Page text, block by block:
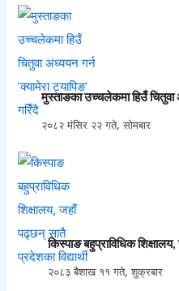
मुस्ताङका उच्चलेकमा हिउँ चितुवा
२०८२ मंसिर २२ गते, सोमबार
किस्पाङ बहुप्राविधिक
२०८३ बैशाख ११ गते, शुक्रबार